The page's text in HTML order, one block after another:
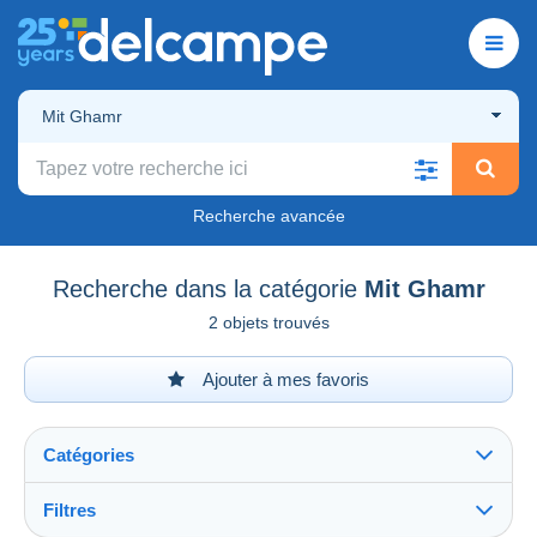
Mit Ghamr
Recherche avancée
Recherche dans la catégorie Mit Ghamr
2 objets trouvés
Ajouter à mes favoris
Catégories
Filtres